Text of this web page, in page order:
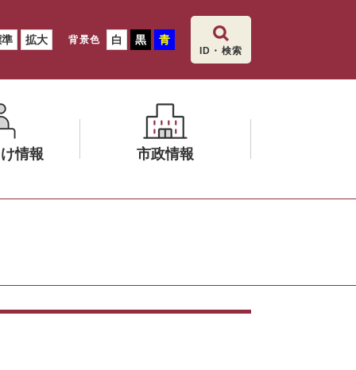
拡大 背景色 白 黒 青
ID・検索
情報 市政情報
を